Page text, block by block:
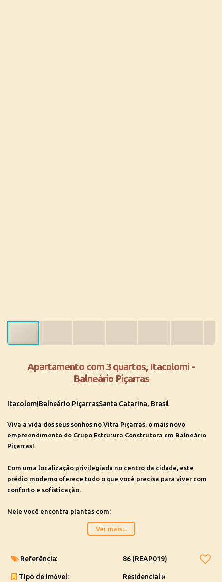
Apartamento com 3 quartos, Itacolomi -
Balneário Piçarras
ItacolomiBalneário PiçarrasSanta Catarina, Brasil
Viva a vida dos seus sonhos no Vitra Piçarras, o mais novo
empreendimento do Grupo Estrutura Construtora em Balneário
Piçarras!
Com uma localização privilegiada no centro da cidade, este
prédio moderno oferece tudo o que você precisa para viver com
conforto e sofisticação.
Nele você encontra plantas com:
a partir de 4 banheiros elegantes, sendo 1 o lavabo
Área de serviço
Sacada com churrasqueira
Ver mais...
Referência: 86 (REAP019)
Tipo de Imóvel: Residencial»